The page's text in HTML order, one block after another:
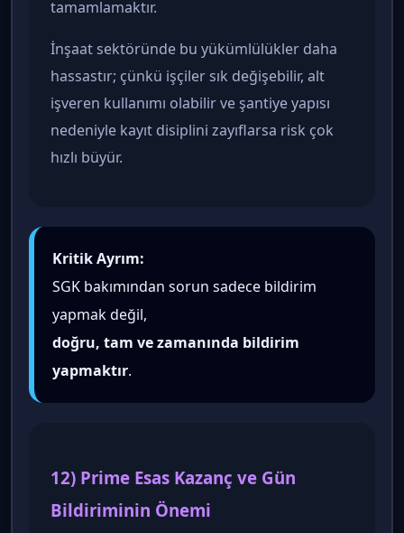
tamamlamaktır.
İnşaat sektöründe bu yükümlülükler daha
hassastır; çünkü işçiler sık değişebilir, alt
işveren kullanımı olabilir ve şantiye yapısı
nedeniyle kayıt disiplini zayıflarsa risk çok
hızlı büyür.
Kritik Ayrım:
SGK bakımından sorun sadece bildirim
yapmak değil,
doğru, tam ve zamanında bildirim
yapmaktır.
12) Prime Esas Kazanç ve Gün
Bildiriminin Önemi